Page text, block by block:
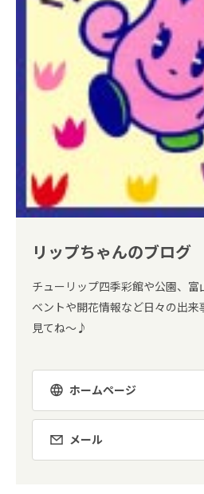
リップちゃんのブログ
チューリップ四季彩館や公園、
ベントや開花情報など日々の出来
見てね～♪
ホームページ
メール